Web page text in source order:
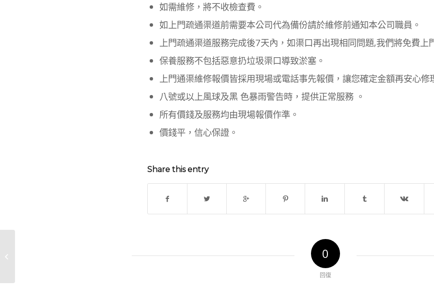
如需維修，將不收檢查費。
如上門疏通渠道前需要本公司代為備份請於維修前通知本公司職員。
上門疏通渠道服務完成後7天內，如渠口再出現相同問題,我們將免費上
保養服務不包括惡意扔垃圾渠口導致淤塞。
上門通渠維修報價皆採用現場或電話事先報價，讓您確定金額再安心修
八號或以上風球及黑 色暴雨警告時，提供正常服務 。
所有價錢及服務均由現場報價作準。
價錢平，信心保證。
Share this entry
0
回復